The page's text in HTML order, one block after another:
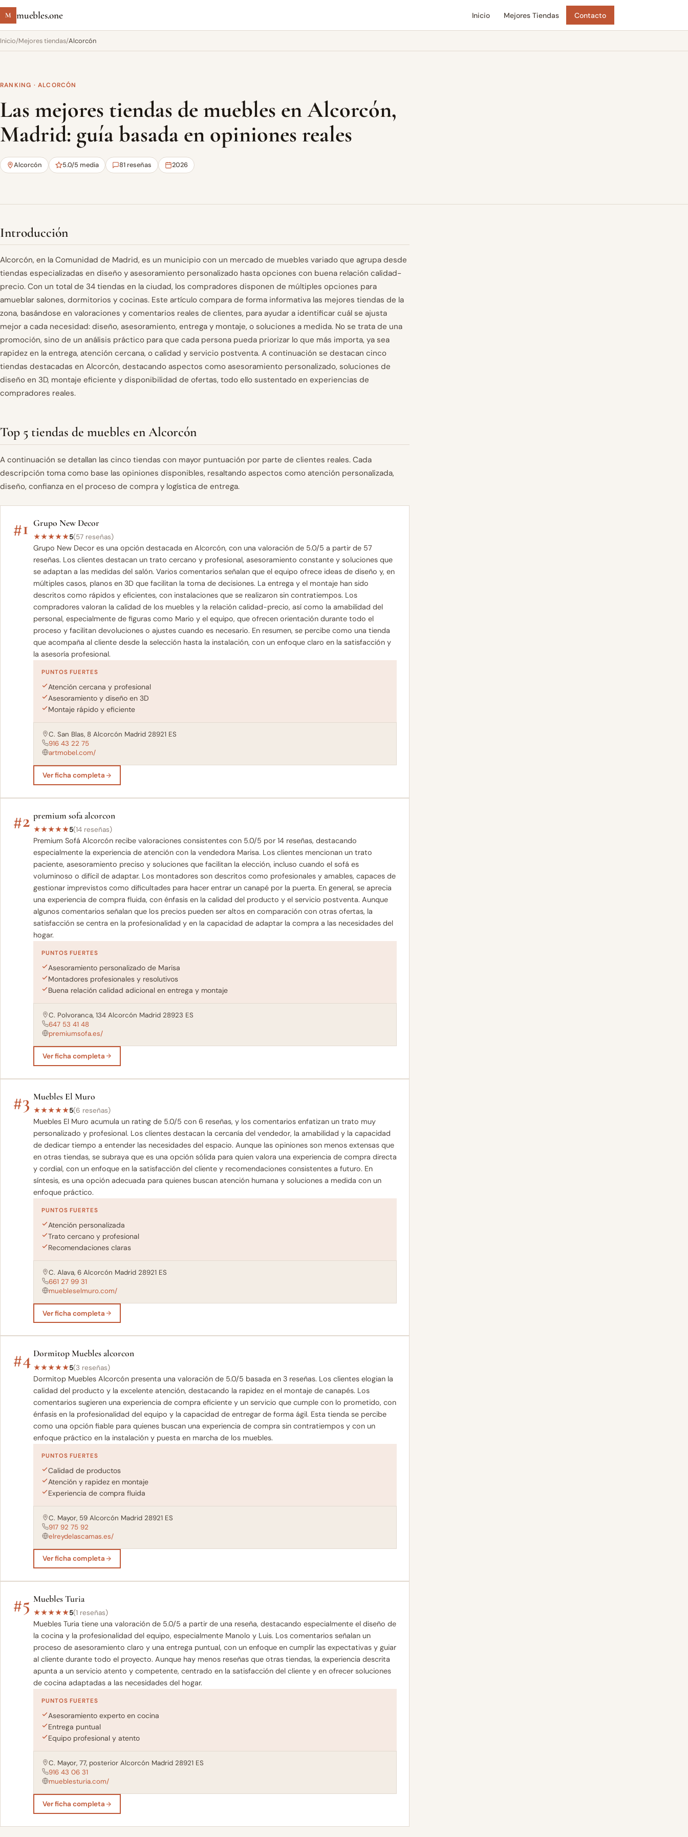
M muebles.one Inicio Mejores Tiendas Contacto
Inicio/Mejores tiendas/Alcorcón
RANKING · ALCORCÓN
Las mejores tiendas de muebles en Alcorcón,
Madrid: guía basada en opiniones reales
Alcorcón 5.0/5 media 81 reseñas 2026
Introducción
Alcorcón, en la Comunidad de Madrid, es un municipio con un mercado de muebles variado que agrupa desde
tiendas especializadas en diseño y asesoramiento personalizado hasta opciones con buena relación calidad-
precio. Con un total de 34 tiendas en la ciudad, los compradores disponen de múltiples opciones para
amueblar salones, dormitorios y cocinas. Este artículo compara de forma informativa las mejores tiendas de la
zona, basándose en valoraciones y comentarios reales de clientes, para ayudar a identificar cuál se ajusta
mejor a cada necesidad: diseño, asesoramiento, entrega y montaje, o soluciones a medida. No se trata de una
promoción, sino de un análisis práctico para que cada persona pueda priorizar lo que más importa, ya sea
rapidez en la entrega, atención cercana, o calidad y servicio postventa. A continuación se destacan cinco
tiendas destacadas en Alcorcón, destacando aspectos como asesoramiento personalizado, soluciones de
diseño en 3D, montaje eficiente y disponibilidad de ofertas, todo ello sustentado en experiencias de
compradores reales.
Top 5 tiendas de muebles en Alcorcón
A continuación se detallan las cinco tiendas con mayor puntuación por parte de clientes reales. Cada
descripción toma como base las opiniones disponibles, resaltando aspectos como atención personalizada,
diseño, confianza en el proceso de compra y logística de entrega.
#1 Grupo New Decor
★★★★★5(57 reseñas)
Grupo New Decor es una opción destacada en Alcorcón, con una valoración de 5.0/5 a partir de 57
reseñas. Los clientes destacan un trato cercano y profesional, asesoramiento constante y soluciones que
se adaptan a las medidas del salón. Varios comentarios señalan que el equipo ofrece ideas de diseño y, en
múltiples casos, planos en 3D que facilitan la toma de decisiones. La entrega y el montaje han sido
descritos como rápidos y eficientes, con instalaciones que se realizaron sin contratiempos. Los
compradores valoran la calidad de los muebles y la relación calidad-precio, así como la amabilidad del
personal, especialmente de figuras como Mario y el equipo, que ofrecen orientación durante todo el
proceso y facilitan devoluciones o ajustes cuando es necesario. En resumen, se percibe como una tienda
que acompaña al cliente desde la selección hasta la instalación, con un enfoque claro en la satisfacción y
la asesoría profesional.
PUNTOS FUERTES
Atención cercana y profesional
Asesoramiento y diseño en 3D
Montaje rápido y eficiente
C. San Blas, 8 Alcorcón Madrid 28921 ES
916 43 22 75
artmobel.com/
Ver ficha completa
#2 premium sofa alcorcon
★★★★★5(14 reseñas)
Premium Sofá Alcorcón recibe valoraciones consistentes con 5.0/5 por 14 reseñas, destacando
especialmente la experiencia de atención con la vendedora Marisa. Los clientes mencionan un trato
paciente, asesoramiento preciso y soluciones que facilitan la elección, incluso cuando el sofá es
voluminoso o difícil de adaptar. Los montadores son descritos como profesionales y amables, capaces de
gestionar imprevistos como dificultades para hacer entrar un canapé por la puerta. En general, se aprecia
una experiencia de compra fluida, con énfasis en la calidad del producto y el servicio postventa. Aunque
algunos comentarios señalan que los precios pueden ser altos en comparación con otras ofertas, la
satisfacción se centra en la profesionalidad y en la capacidad de adaptar la compra a las necesidades del
hogar.
PUNTOS FUERTES
Asesoramiento personalizado de Marisa
Montadores profesionales y resolutivos
Buena relación calidad adicional en entrega y montaje
C. Polvoranca, 134 Alcorcón Madrid 28923 ES
647 53 41 48
premiumsofa.es/
Ver ficha completa
#3 Muebles El Muro
★★★★★5(6 reseñas)
Muebles El Muro acumula un rating de 5.0/5 con 6 reseñas, y los comentarios enfatizan un trato muy
personalizado y profesional. Los clientes destacan la cercanía del vendedor, la amabilidad y la capacidad
de dedicar tiempo a entender las necesidades del espacio. Aunque las opiniones son menos extensas que
en otras tiendas, se subraya que es una opción sólida para quien valora una experiencia de compra directa
y cordial, con un enfoque en la satisfacción del cliente y recomendaciones consistentes a futuro. En
síntesis, es una opción adecuada para quienes buscan atención humana y soluciones a medida con un
enfoque práctico.
PUNTOS FUERTES
Atención personalizada
Trato cercano y profesional
Recomendaciones claras
C. Alava, 6 Alcorcón Madrid 28921 ES
661 27 99 31
muebleselmuro.com/
Ver ficha completa
#4 Dormitop Muebles alcorcon
★★★★★5(3 reseñas)
Dormitop Muebles Alcorcón presenta una valoración de 5.0/5 basada en 3 reseñas. Los clientes elogian la
calidad del producto y la excelente atención, destacando la rapidez en el montaje de canapés. Los
comentarios sugieren una experiencia de compra eficiente y un servicio que cumple con lo prometido, con
énfasis en la profesionalidad del equipo y la capacidad de entregar de forma ágil. Esta tienda se percibe
como una opción fiable para quienes buscan una experiencia de compra sin contratiempos y con un
enfoque práctico en la instalación y puesta en marcha de los muebles.
PUNTOS FUERTES
Calidad de productos
Atención y rapidez en montaje
Experiencia de compra fluida
C. Mayor, 59 Alcorcón Madrid 28921 ES
917 92 75 92
elreydelascamas.es/
Ver ficha completa
#5 Muebles Turia
★★★★★5(1 reseñas)
Muebles Turia tiene una valoración de 5.0/5 a partir de una reseña, destacando especialmente el diseño de
la cocina y la profesionalidad del equipo, especialmente Manolo y Luis. Los comentarios señalan un
proceso de asesoramiento claro y una entrega puntual, con un enfoque en cumplir las expectativas y guiar
al cliente durante todo el proyecto. Aunque hay menos reseñas que otras tiendas, la experiencia descrita
apunta a un servicio atento y competente, centrado en la satisfacción del cliente y en ofrecer soluciones
de cocina adaptadas a las necesidades del hogar.
PUNTOS FUERTES
Asesoramiento experto en cocina
Entrega puntual
Equipo profesional y atento
C. Mayor, 77, posterior Alcorcón Madrid 28921 ES
916 43 06 31
mueblesturia.com/
Ver ficha completa